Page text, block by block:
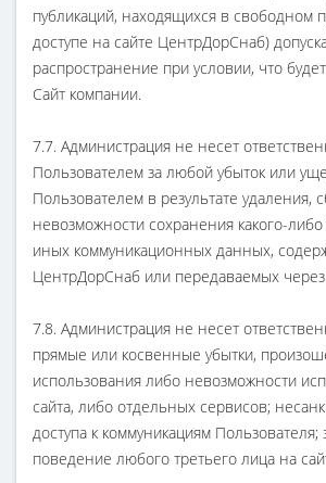
публикаций, находящихся в свободном
доступе на сайте ЦентрДорСнаб)
распространение при условии, что
Сайт компании.
7.7. Администрация не несет
Пользователем за любой убыток или
Пользователем в результате удаления,
невозможности сохранения какого-
иных коммуникационных данных,
ЦентрДорСнаб или передаваемых
7.8. Администрация не несет
прямые или косвенные убытки,
использования либо невозможности
сайта, либо отдельных сервисов;
доступа к коммуникациям Пользователя;
поведение любого третьего лица на